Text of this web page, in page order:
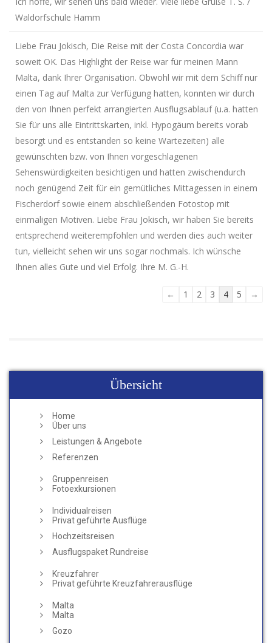
Waldorfschule Hamm
Liebe Frau Jokisch, Die Reise mit der Costa Concordia war
soweit OK. Das Highlight der Reise war für meinen Mann
Malta, dank Ihrer Organisation. Obwohl wir mit dem Schiff nur
einen Tag auf Malta zur Verfügung hatten, konnten wir durch
den von Ihnen perfekt arrangierten Ausflugsablauf (u.a. hatten
Sie für uns alle Eintrittskarten, inkl. Hypogäum bereits vorab
besorgt und es entstanden so keine Wartezeiten) alle
gewünschten bzw. von Ihnen vorgeschlagenen
Sehenswürdigkeiten besichtigen und hatten zwischendurch
noch genügend Zeit für ein gemütliches Mittagessen in einem
Fischerdorf sowie einem abschließenden Fotostop mit
einmaligen Motiven. Liebe Frau Jokisch, wir haben Sie bereits
entsprechend weiterempfohlen und werden dies auch weiter
tun, vielleicht sehen wir uns sogar nochmals. Ich wünsche
Ihnen alles Gute und viel Erfolg. Ihre M. G.-H.
Navigation
← 1 2 3 4 5 →
Übersicht
Home
Über uns
Leistungen & Angebote
Referenzen
Gruppenreisen
Fotoexkursionen
Individualreisen
Privat geführte Ausflüge
Hochzeitsreisen
Ausflugspaket Rundreise
Kreuzfahrer
Privat geführte Kreuzfahrerausflüge
Malta
Malta
Gozo